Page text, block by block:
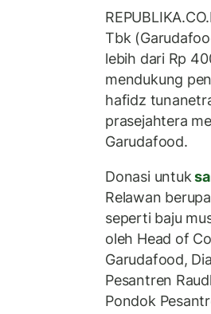
Tbk
lebih dari Rp
mendukung
hafidz
prasejahtera
Garudafood.
Donasi untuk
Relawan
seperti baju
oleh Head of
Garudafood,
Pesantren
Pondok